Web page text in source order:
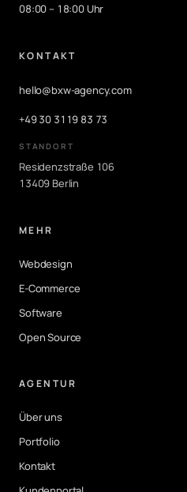
08:00 – 18:00 Uhr
KONTAKT
hello@bxw-agency.com
+49 30 3119 83 73
STANDORT
Residenzstraße 106
13409 Berlin
MEHR
Webdesign
E-Commerce
Software
Open Source
AGENTUR
Über uns
Portfolio
Kontakt